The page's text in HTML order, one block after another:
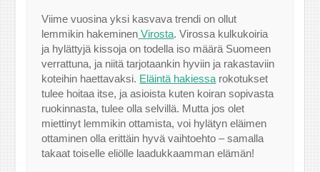
Viime vuosina yksi kasvava trendi on ollut
lemmikin hakeminen Virosta. Virossa kulkukoiria
ja hylättyjä kissoja on todella iso määrä Suomeen
verrattuna, ja niitä tarjotaankin hyviin ja rakastaviin
koteihin haettavaksi. Eläintä hakiessa rokotukset
tulee hoitaa itse, ja asioista kuten koiran sopivasta
ruokinnasta, tulee olla selvillä. Mutta jos olet
miettinyt lemmikin ottamista, voi hylätyn eläimen
ottaminen olla erittäin hyvä vaihtoehto – samalla
takaat toiselle eliölle laadukkaamman elämän!